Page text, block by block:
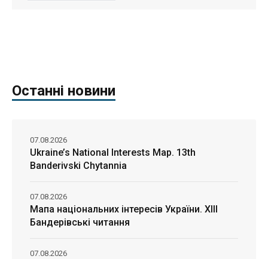
Останні новини
Ukraine’s National Interests Map. 13th
Banderivski Chytannia
07.08.2026
Мапа національних інтересів України. ХІІІ
Бандерівські читання
07.08.2026
07.08.2026